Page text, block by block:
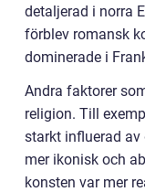
detaljerad i norra
förblev romansk
dominerade i
Andra faktorer
religion. Till
starkt influerad av
mer ikonisk och
konsten var mer